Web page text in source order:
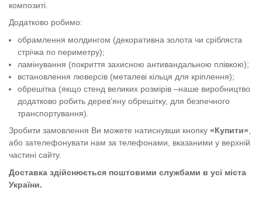
композиті.
Додатково робимо:
обрамлення молдингом (декоративна золота чи срібляста
стрічка по периметру);
ламінування (покриття захисною антивандальною плівкою);
встановлення люверсів (металеві кільця для кріплення);
обрешітка (якщо стенд великих розмірів –наше виробництво
додатково робить дерев’яну обрешітку, для безпечного
транспортування).
Зробити замовлення Ви можете натиснувши кнопку «Купити»
або зателефонувати нам за телефонами, вказаними у верхній
частині сайту.
Доставка здійснюється поштовими службами в усі міста
України.